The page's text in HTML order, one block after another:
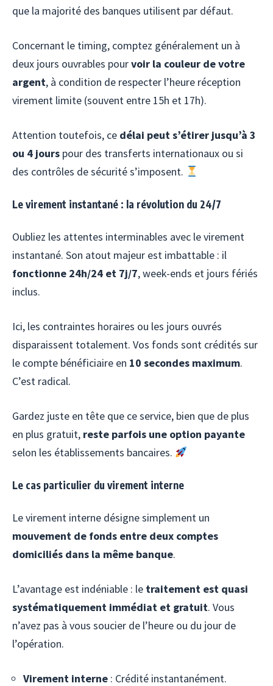
que la majorité des banques utilisent par défaut.
Concernant le timing, comptez généralement un à
deux jours ouvrables pourvoir la couleur de votre
argent, à condition de respecter l’heure réception
virement limite (souvent entre 15h et 17h).
Attention toutefois, ce délai peut s’étirer jusqu’à 3
ou 4 jours pour des transferts internationaux ou si
des contrôles de sécurité s’imposent.
Le virement instantané : la révolution du 24/7
Oubliez les attentes interminables avec le virement
instantané. Son atout majeur est imbattable : il
fonctionne 24h/24 et 7j/7, week-ends et jours fériés
inclus.
Ici, les contraintes horaires ou les jours ouvrés
disparaissent totalement. Vos fonds sont crédités sur
le compte bénéficiaire en 10 secondes maximum.
C’est radical.
Gardez juste en tête que ce service, bien que de plus
en plus gratuit, reste parfois une option payante
selon les établissements bancaires.
Le cas particulier du virement interne
Le virement interne désigne simplement un
mouvement de fonds entre deux comptes
domiciliés dans la même banque.
L’avantage est indéniable : le traitement est quasi
systématiquement immédiat et gratuit. Vous
n’avez pas à vous soucier de l’heure ou du jour de
l’opération.
Virement interne : Crédité instantanément.